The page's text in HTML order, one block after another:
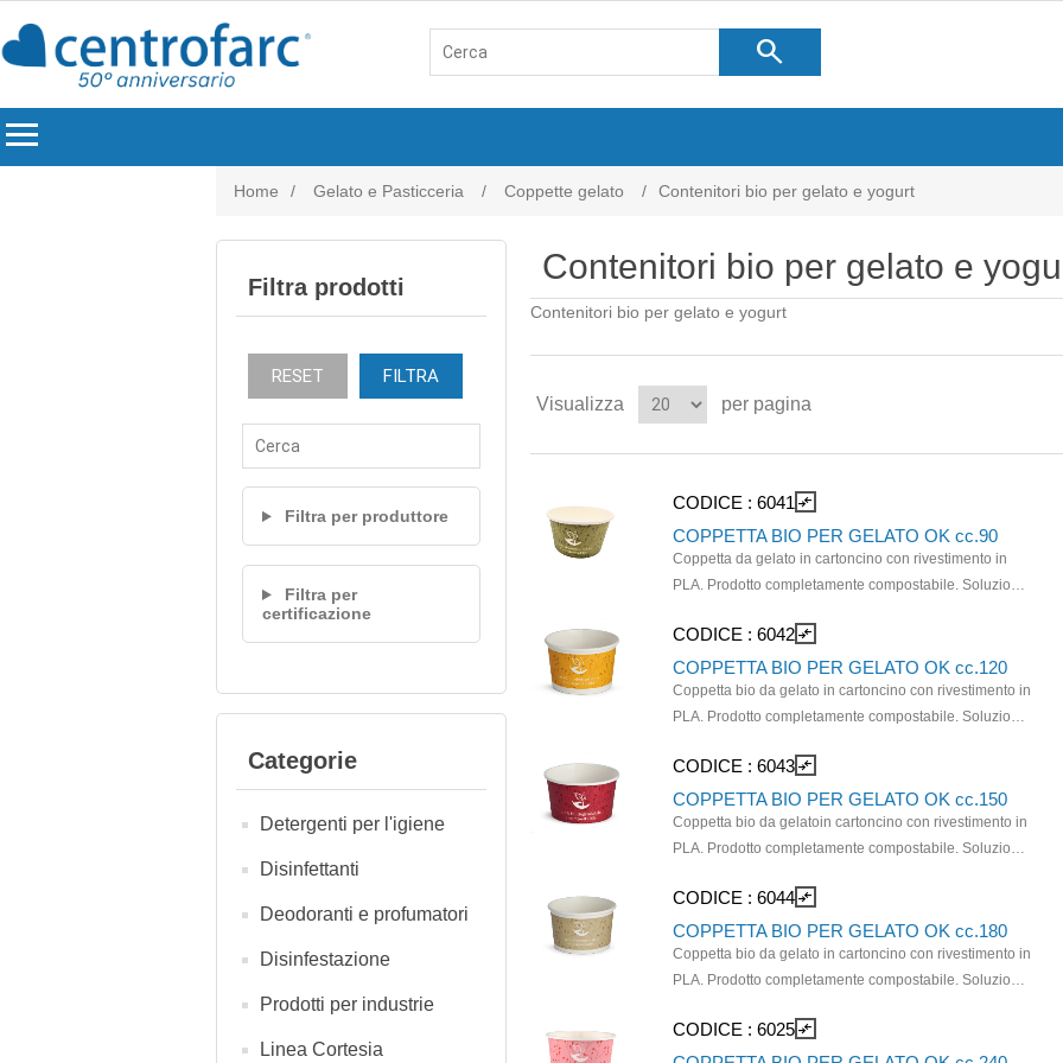
search
menu
Home / Gelato e Pasticceria / Coppette gelato / Contenitori bio per gelato e yogurt
Filtra prodotti
RESET FILTRA
Filtra per produttore
Filtra per
certificazione
Categorie
Detergenti per l'igiene
Disinfettanti
Deodoranti e profumatori
Disinfestazione
Prodotti per industrie
Linea Cortesia
Contenitori bio per gelato e
Contenitori bio per gelato e yogurt
Visualizza per pagina
CODICE : 6041 compare_arrows
COPPETTA BIO PER GELATO OK cc.90
Coppetta da gelato in cartoncino con rivestimento in
PLA. Prodotto completamente compostabile. Soluzione
yogurterie che cercano un'alternativa alla plastica
tradizionale. Il prodotto è biodegradabile e
compostabile e il rivestimento in PLA rende la coppetta
resistente all'umidità del gelato sciolto. Capienza: 90
CODICE : 6042 compare_arrows
COPPETTA BIO PER GELATO OK cc.120
Coppetta bio da gelato in cartoncino con rivestimento in
PLA. Prodotto completamente compostabile. Soluzione
yogurterie che cercano un'alternativa alla lastica
tradizionale. Il prodotto è biodegradabile e
compostabile e il rivestimento in PLA rende la coppetta
resistente all'umidità del gelato sciolto. Capacità: 120
CODICE : 6043 compare_arrows
COPPETTA BIO PER GELATO OK cc.150
Coppetta bio da gelatoin cartoncino con rivestimento in
PLA. Prodotto completamente compostabile. Soluzione
yogurterie che cercano un'alternativa alla plastica
tradizionale. Il prodotto è biodegradabile e
compostabile e il rivestimento in PLA rende la coppetta
resistente all'umidità del gelato sciolto. Capacità: 150
CODICE : 6044 compare_arrows
COPPETTA BIO PER GELATO OK cc.180
Coppetta bio da gelato in cartoncino con rivestimento in
PLA. Prodotto completamente compostabile. Soluzione
yogurterie che cercano un'alternativa alla plastica
tradizionale. Il prodotto è biodegradabile e
CODICE : 6025 compare_arrows